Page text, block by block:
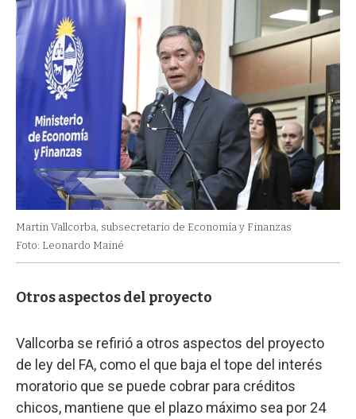
Martin Vallcorba, subsecretario de Economía y Finanzas
Foto: Leonardo Mainé
Otros aspectos del proyecto
Vallcorba se refirió a otros aspectos del proyecto
de ley del FA, como el que baja el tope del interés
moratorio que se puede cobrar para créditos
chicos, mantiene que el plazo máximo sea por 24